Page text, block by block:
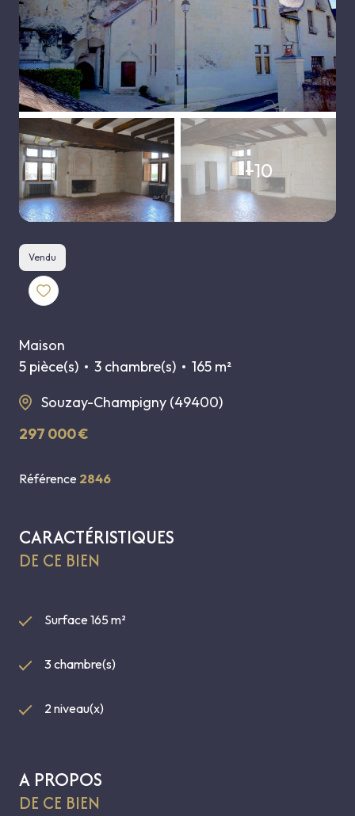
E-MAIL
CONTACT
+10
Vendu
Maison
5 pièce(s)
3 chambre(s)
165 m²
Souzay-Champigny (49400)
297 000 €
Référence 2846
CARACTÉRISTIQUES
DE CE BIEN
Surface 165 m²
3 chambre(s)
2 niveau(x)
A PROPOS
DE CE BIEN